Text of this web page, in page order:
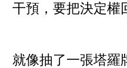
干預，要把決定權
就像抽了一張塔羅